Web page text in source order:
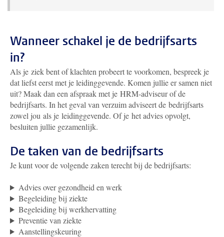
Wanneer schakel je de bedrijfsarts
in?
Als je ziek bent of klachten probeert te voorkomen, bespreek je
dat liefst eerst met je leidinggevende. Komen jullie er samen niet
uit? Maak dan een afspraak met je HRM-adviseur of de
bedrijfsarts. In het geval van verzuim adviseert de bedrijfsarts
zowel jou als je leidinggevende. Of je het advies opvolgt,
besluiten jullie gezamenlijk.
De taken van de bedrijfsarts
Je kunt voor de volgende zaken terecht bij de bedrijfsarts:
Advies over gezondheid en werk
Begeleiding bij ziekte
Begeleiding bij werkhervatting
Preventie van ziekte
Aanstellingskeuring